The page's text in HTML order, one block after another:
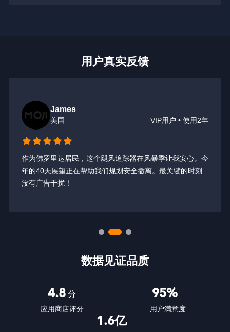
用户真实反馈
James
美国 VIP用户 • 使用2年
作为佛罗里达居民，这个飓风追踪器在风暴季让我安心。今
年的40天展望正在帮助我们规划安全撤离。最关键的时刻
没有广告干扰！
数据见证品质
4.8 分
应用商店评分
95%+
用户满意度
1.6亿+